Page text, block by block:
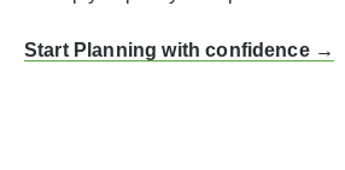
Start Planning with confidence →